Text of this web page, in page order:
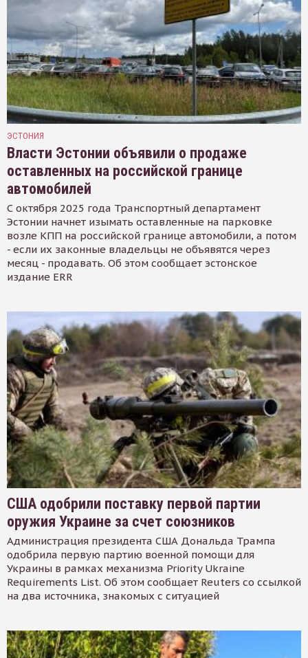
ЭСТОНИЯ
Власти Эстонии объявили о продаже
оставленных на российской границе
автомобилей
С октября 2025 года Транспортный департамент
Эстонии начнет изымать оставленные на парковке
возле КПП на российской границе автомобили, а потом
- если их законные владельцы не объявятся через
месяц - продавать. Об этом сообщает эстонское
издание ERR
США одобрили поставку первой партии
оружия Украине за счет союзников
Администрация президента США Дональда Трампа
одобрила первую партию военной помощи для
Украины в рамках механизма Priority Ukraine
Requirements List. Об этом сообщает Reuters со ссылкой
на два источника, знакомых с ситуацией